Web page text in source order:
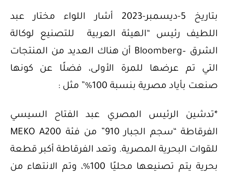
بتاريخ 5-ديسمبر-2023 أشار اللواء مختار عبد
اللطيف رئيس “الهيئة العربية للتصنيع لوكالة
الشرق –Bloomberg أن هناك العديد من المنتجات
التي تم عرضها للمرة الأولى، فضلًا عن كونها
صنعت بأياد مصرية بنسبة 100%” مثل :
*تدشين الرئيس المصري عبد الفتاح السيسي
الفرقاطة “سجم الجبار 910” من فئة MEKO A200
للقوات البحرية المصرية. وتعد الفرقاطة أكبر قطعة
بحرية يتم تصنيعها محليًا 100%، وتم الانتهاء من